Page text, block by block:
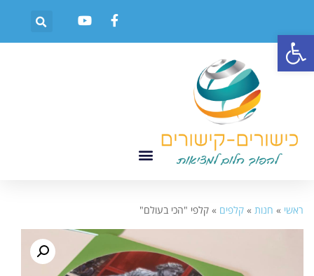
פתח סרגל נגישות
ראשי » חנות » קלפים » קלפי "הכי בעולם"